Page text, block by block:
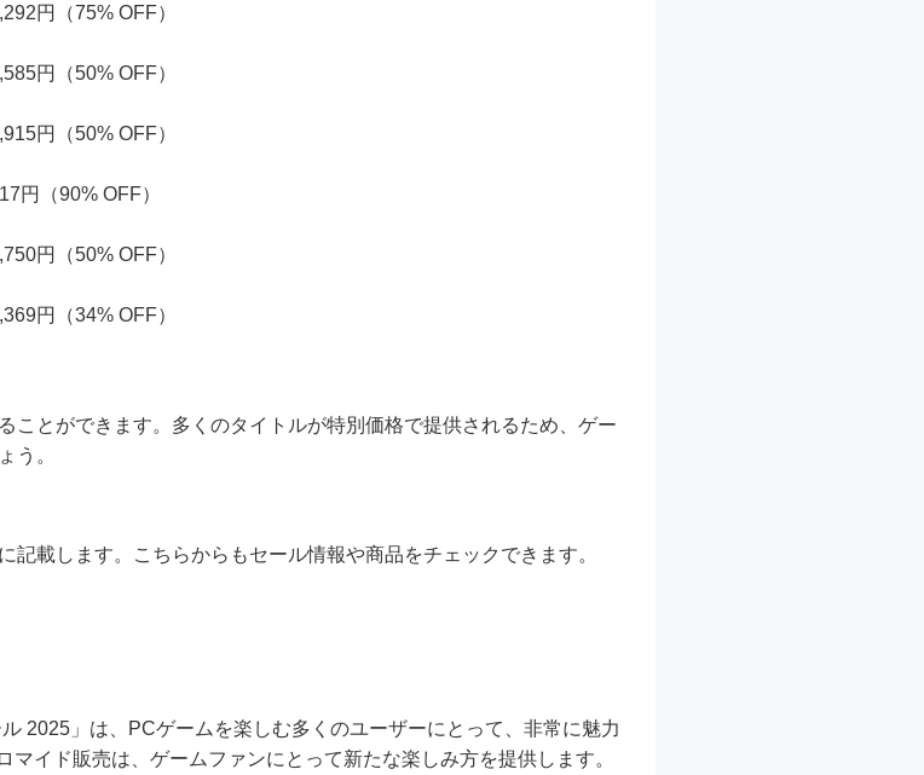
円（75% OFF）
円（50% OFF）
円（50% OFF）
円（90% OFF）
円（50% OFF）
円（34% OFF）
ことができます。多くのタイトルが特別価格で提供されるため、ゲー
う。
記載します。こちらからもセール情報や商品をチェックできます。
2025」は、PCゲームを楽しむ多くのユーザーにとって、非常に魅力
イド販売は、ゲームファンにとって新たな楽しみ方を提供します。